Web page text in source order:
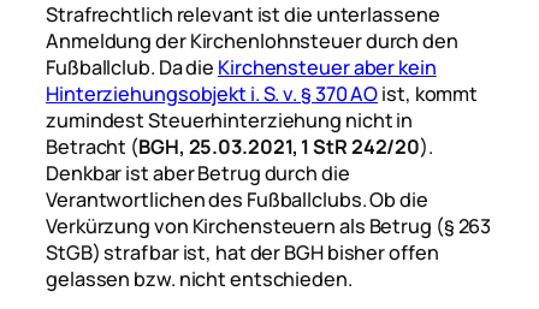
Strafrechtlich relevant ist die unterlassene
Anmeldung der Kirchenlohnsteuer durch den
Fußballclub. Da die Kirchensteuer aber kein
Hinterziehungsobjekt i. S. v. § 370 AOist, kommt
zumindest Steuerhinterziehung nicht in
Betracht (BGH, 25.03.2021, 1 StR 242/20).
Denkbar ist aber Betrug durch die
Verantwortlichen des Fußballclubs. Ob die
Verkürzung von Kirchensteuern als Betrug (§ 263
StGB) strafbar ist, hat der BGH bisher offen
gelassen bzw. nicht entschieden.